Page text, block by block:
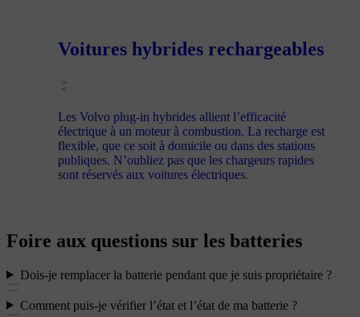
Voitures hybrides rechargeables
Les Volvo plug-in hybrides allient l’efficacité
électrique à un moteur à combustion. La recharge est
flexible, que ce soit à domicile ou dans des stations
publiques. N’oubliez pas que les chargeurs rapides
sont réservés aux voitures électriques.
Foire aux questions sur les batteries
Dois-je remplacer la batterie pendant que je suis propriétaire ?
Comment puis-je vérifier l’état et l’état de ma batterie ?